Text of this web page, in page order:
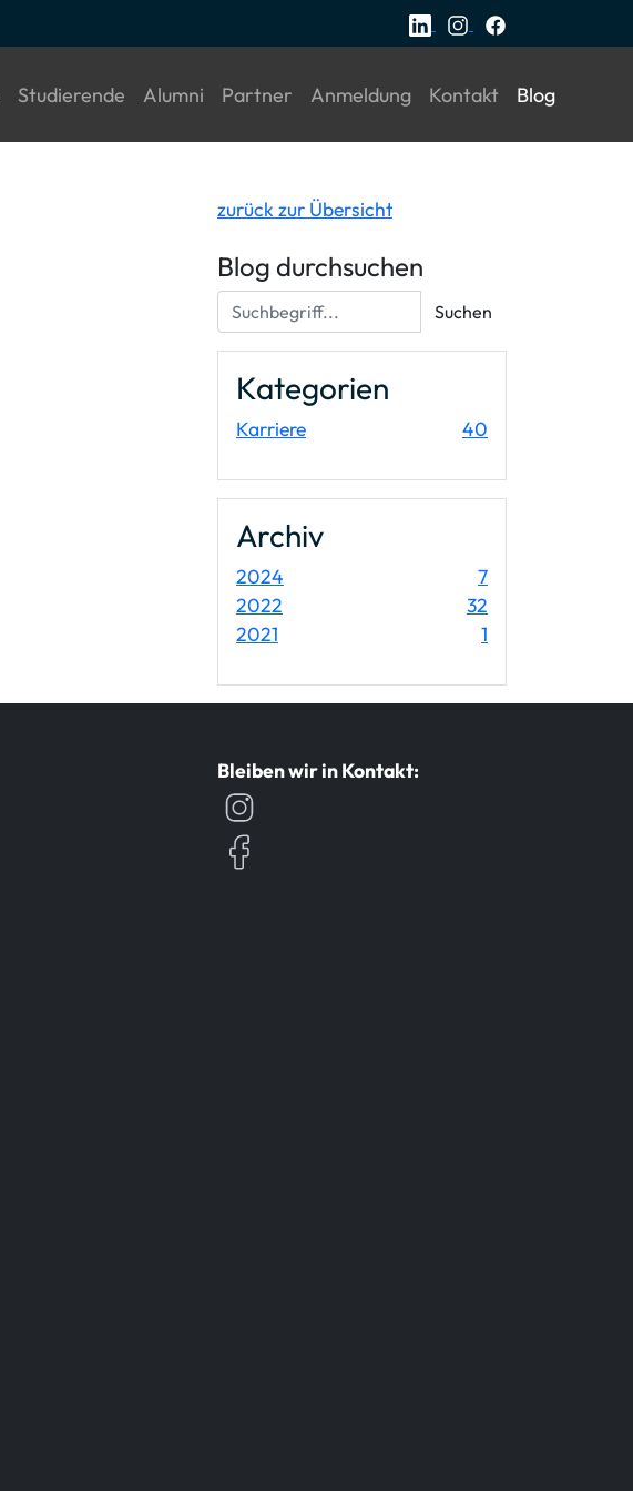
(current)
Studierende (current)
Alumni (current)
Partner (current)
Anmeldung(current)
Kontakt (current)
Blog(current)
zurück zur Übersicht
Blog durchsuchen
Suchbegriff... Suchen
Kategorien
Karriere 40
Archiv
2024 7Einträge
2022
32
2021
1
Bleiben wir in Kontakt: